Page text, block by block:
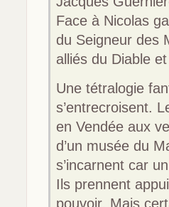
Face à Nicolas
du Seigneur des
alliés du Diable
Une tétralogie
s’entrecroisent.
en Vendée aux
d’un musée du
s’incarnent car
Ils prennent
pouvoir. Mais